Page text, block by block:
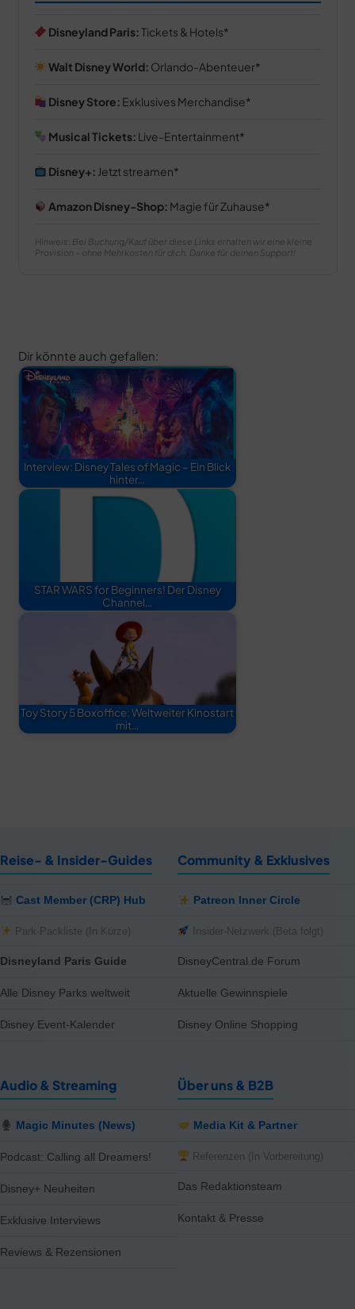
Disneyland Paris:Tickets & Hotels
Walt Disney World: Orlando-Abenteuer
Disney Store: Exklusives Merchandise
Musical Tickets: Live-Entertainment
Disney+: Jetzt streamen
Amazon Disney-Shop: Magie für Zuhause
Hinweis: Bei Buchung/Kauf über diese Links erhalten wir eine kleine
Provision – ohne Mehrkosten für dich. Danke für deinen Support!
Dir könnte auch gefallen:
Interview: Disney Tales of Magic – Ein Blick
hinter…
STAR WARS for Beginners! Der Disney
Channel…
Toy Story 5 Boxoffice: Weltweiter Kinostart
mit…
Reise- & Insider-Guides
Cast Member (CRP) Hub
Park-Packliste (In Kürze)
Disneyland Paris Guide
Alle Disney Parks weltweit
Disney Event-Kalender
Community & Exklusives
Patreon Inner Circle
Insider-Netzwerk (Beta folgt)
DisneyCentral.de Forum
Aktuelle Gewinnspiele
Disney Online Shopping
Audio & Streaming
Magic Minutes (News)
Podcast: Calling all Dreamers!
Disney+ Neuheiten
Exklusive Interviews
Reviews & Rezensionen
Über uns & B2B
Media Kit & Partner
Referenzen (In Vorbereitung)
Das Redaktionsteam
Kontakt & Presse